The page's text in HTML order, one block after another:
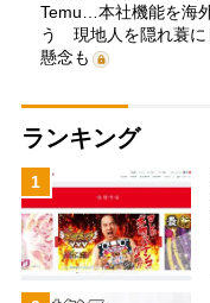
Temu…本社機能を海
う 現地人を隠れ蓑に
懸念も
ランキング
1